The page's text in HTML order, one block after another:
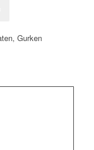
Gurken